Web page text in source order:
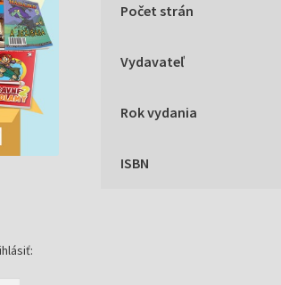
Počet strán
Vydavateľ
Rok vydania
ISBN